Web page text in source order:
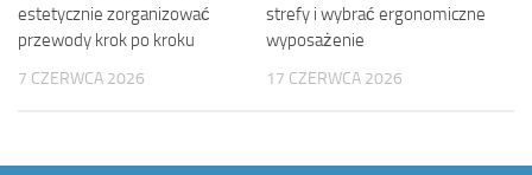
estetycznie zorganizować
przewody krok po kroku
7 CZERWCA 2026
strefy i wybrać ergonomiczne
wyposażenie
17 CZERWCA 2026